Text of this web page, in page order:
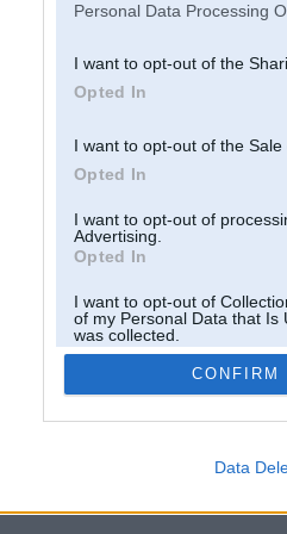
Personal Data Processing
I want to opt-out of the
Opted In
I want to opt-out of the
Opted In
I want to opt-out of
Advertising.
Opted In
I want to opt-out of
of my Personal Data that Is
was collected.
Opted Out
CONFIRM
Data
darbojas
maija. Tas nav auto klubs un nav saistīts ar